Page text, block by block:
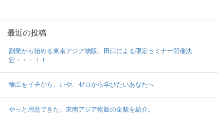
最近の投稿
副業から始める東南アジア物販。田口による限定セミナー開催決
定・・・！！
輸出をイチから、いや、ゼロから学びたいあなたへ
やっと用意できた。東南アジア物販の全貌を紹介。